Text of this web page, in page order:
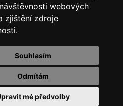
webových
zjištění zdroje
Souhlasím
Odmítám
mé předvolby